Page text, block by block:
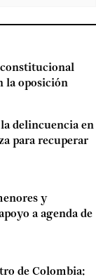
constitucional
la oposición
delincuencia en
para recuperar
y
a agenda de
de Colombia: